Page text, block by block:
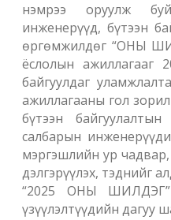
нэмрээ оруулж
инженерүүд, бүтээн
өргөмжилдөг “ОНЫ
ёслолын ажиллагааг
байгуулдаг
ажиллагааны гол
бүтээн
салбарын
мэргэшлийн ур
дэлгэрүүлэх, тэднийг
“2025 ОНЫ
үзүүлэлтүүдийн дагуу